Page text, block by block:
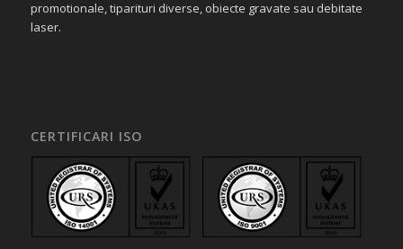
promotionale, tiparituri diverse, obiecte gravate sau debitate
laser.
CERTIFICARI ISO